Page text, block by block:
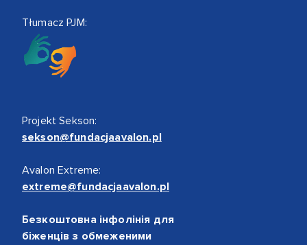
Tłumacz PJM:
Projekt Sekson:
sekson@fundacjaavalon.pl
Avalon Extreme:
extreme@fundacjaavalon.pl
Безкоштовна інфолінія для
біженців з обмеженими